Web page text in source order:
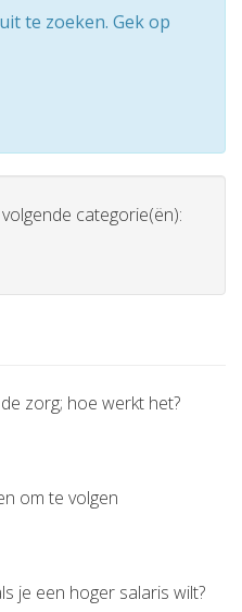
te zoeken. Gek op
categorie(ën):
zorg; hoe werkt het?
om te volgen
je een hoger salaris wilt?